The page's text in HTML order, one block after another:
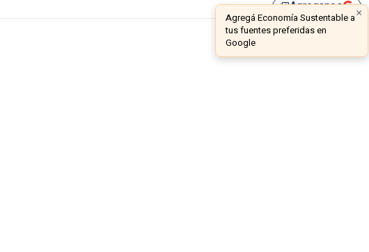
library_addAgreganos ×
Agregá Economía Sustentable a
tus fuentes preferidas en
Google